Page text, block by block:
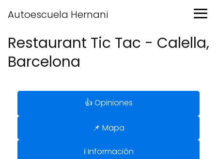
Autoescuela Hernani
Restaurant Tic Tac - Calella,
Barcelona
👍 Opiniones
📌 Mapa
ℹ️ Información